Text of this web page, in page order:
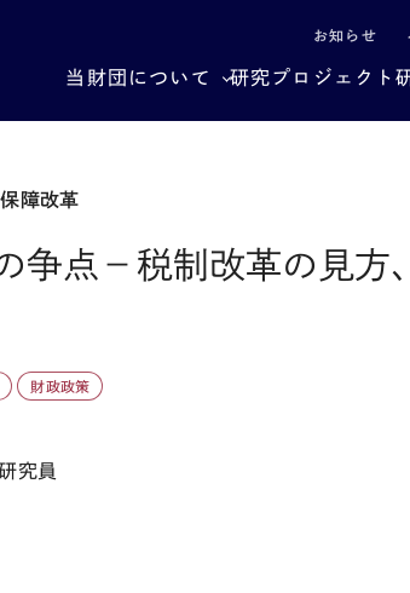
お知らせ
当財団について 研究プロジェクト
障改革
争点－税制改革の見方
財政政策
究員